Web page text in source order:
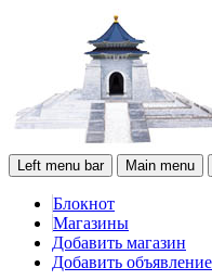
Left menu bar Main menu
Блокнот
Магазины
Добавить магазин
Добавить объявление